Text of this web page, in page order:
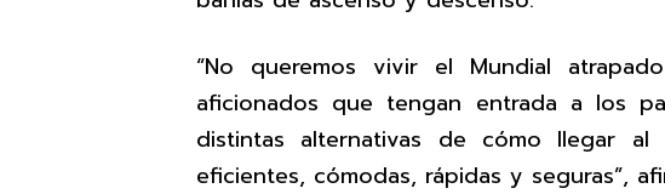
“No queremos vivir el Mundial
aficionados que tengan entrada a los
distintas alternativas de cómo llegar
eficientes, cómodas, rápidas y seguras”,